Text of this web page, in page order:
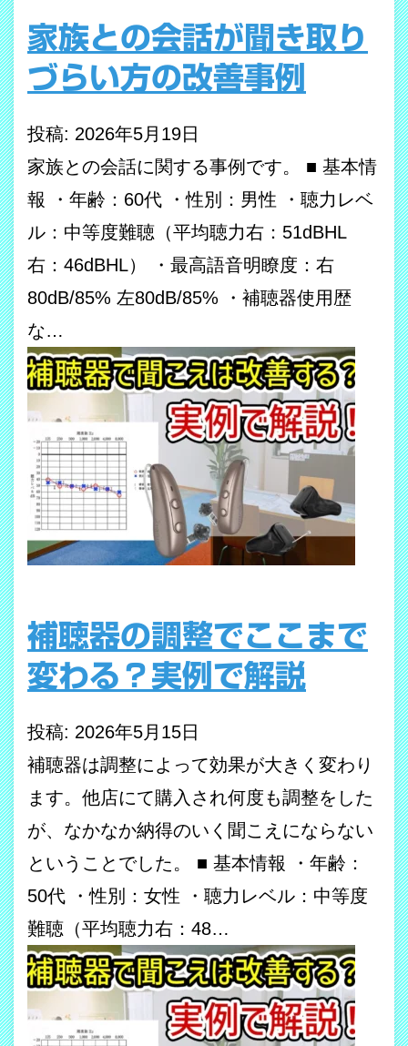
家族との会話が聞き取り
づらい方の改善事例
投稿: 2026年5月19日
家族との会話に関する事例です。 ■ 基本情
報 ・年齢：60代 ・性別：男性 ・聴力レベ
ル：中等度難聴（平均聴力右：51dBHL
右：46dBHL） ・最高語音明瞭度：右
80dB/85% 左80dB/85% ・補聴器使用歴
な…
補聴器の調整でここまで
変わる？実例で解説
投稿: 2026年5月15日
補聴器は調整によって効果が大きく変わり
ます。他店にて購入され何度も調整をした
が、なかなか納得のいく聞こえにならない
ということでした。 ■ 基本情報 ・年齢：
50代 ・性別：女性 ・聴力レベル：中等度
難聴（平均聴力右：48…